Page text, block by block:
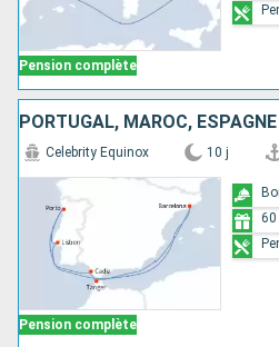
Pension complète
PORTUGAL, MAROC, ESPAGNE
Pension complète
Celebrity Equinox 10 j
60